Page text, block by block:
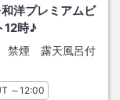
洋プレミアムビ
12時♪
禁煙 露天風呂付
チェックアウト
～12:00